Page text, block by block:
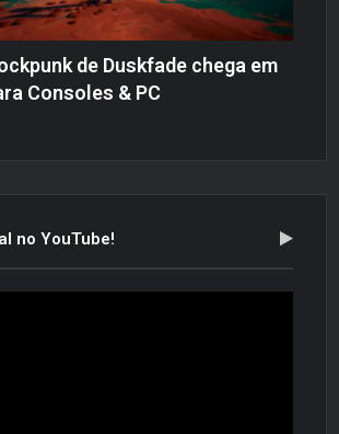
de Duskfade chega em
Consoles & PC
no YouTube!